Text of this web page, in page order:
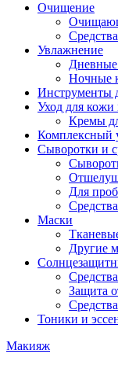
Очищение
Увлажнение
Ночные
Инструменты
Уход для кожи
Кремы
Комплексный
Сыворотки и
Для
Маски
Другие
Защита
Тоники и
Макияж